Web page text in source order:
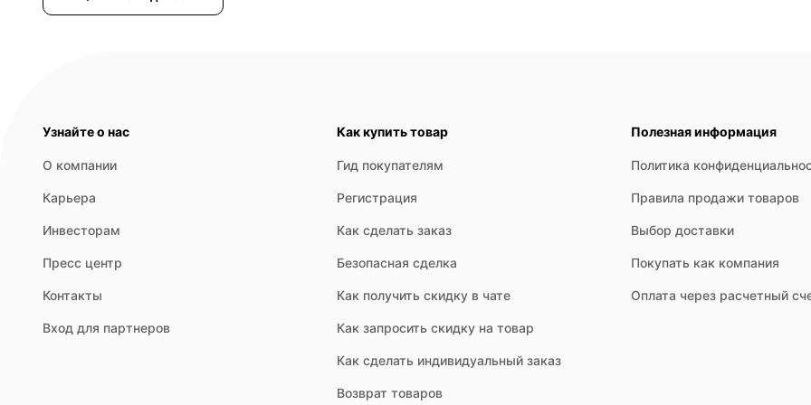
коммерческих пространств — баров, гостиниц, студий. Благодаря своей легкости и компактности, они хорошо подходят для
По типу крепления подвесные светильники из ротанга бывают на одной или нескольких цепях, шнурах разной длины, с
Узнайте о нас
О компании
Карьера
Инвесторам
Пресс центр
Контакты
Вход для партнеров
Как купить товар
Гид покупателям
Регистрация
Как сделать заказ
Безопасная сделка
Как получить скидку в чате
Как запросить скидку на товар
Как сделать индивидуальный заказ
Возврат товаров
Полезная информация
Политика
Правила продажи товаров
Выбор доставки
Покупать как компания
Оплата через расчетный